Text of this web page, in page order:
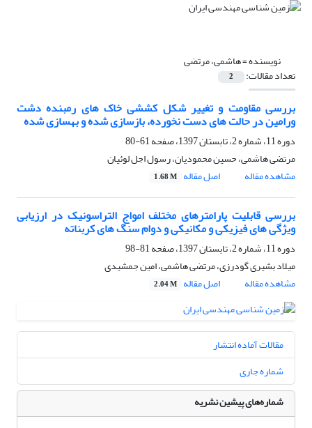
نویسنده =هاشمی، مرتضی
تعداد مقالات: 2
بررسی مقاومت و تغییر شکل کششی خاک های رمبنده دشت
ورامین در حالت های دست نخورده، بازسازی شده و بهسازی شده
دوره 11، شماره 2، تابستان 1397، صفحه
61-80
مرتضی هاشمی، حسین محمودیان، رسول اجل لوئیان
مشاهده مقاله
اصل مقاله 1.68 M
بررسی قابلیت پارامترهای مختلف امواج التراسونیک در ارزیابی
ویژگی های فیزیکی و مکانیکی و دوام سنگ های کربناته
دوره 11، شماره 2، تابستان 1397، صفحه
81-98
میلاد بشیری گودرزی، مرتضی هاشمی، امین جمشیدی
مشاهده مقاله
اصل مقاله 2.04 M
مقالات آماده انتشار
شماره جاری
شماره‌های پیشین نشریه